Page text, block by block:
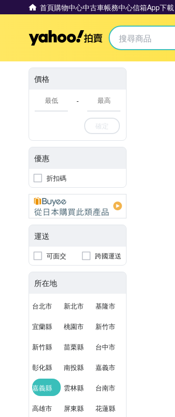
首頁購物中心中古車帳務中心信箱App下載
Yahoo拍賣
價格
-
確定
優惠
折扣碼
運送
可面交 跨國運送
所在地
台北市 新北市 基隆市
宜蘭縣 桃園市 新竹市
新竹縣 苗栗縣 台中市
彰化縣 南投縣 嘉義市
嘉義縣 雲林縣 台南市
高雄市 屏東縣 花蓮縣